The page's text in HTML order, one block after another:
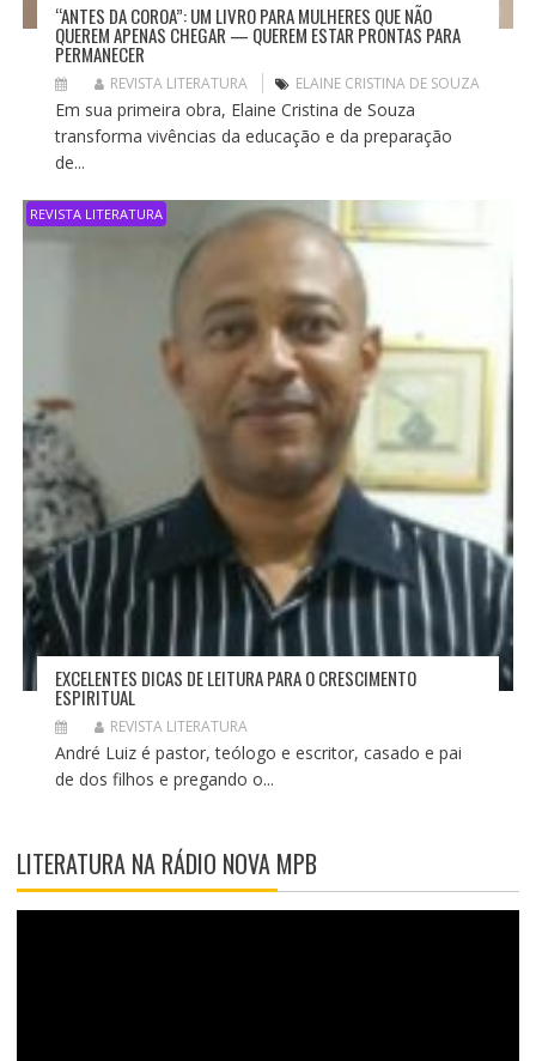
“ANTES DA COROA”: UM LIVRO PARA MULHERES QUE NÃO
QUEREM APENAS CHEGAR — QUEREM ESTAR PRONTAS PARA
PERMANECER
REVISTA LITERATURA ELAINE CRISTINA DE SOUZA
Em sua primeira obra, Elaine Cristina de Souza
transforma vivências da educação e da preparação
de...
REVISTA LITERATURA
EXCELENTES DICAS DE LEITURA PARA O CRESCIMENTO
ESPIRITUAL
REVISTA LITERATURA
André Luiz é pastor, teólogo e escritor, casado e pai
de dos filhos e pregando o...
LITERATURA NA RÁDIO NOVA MPB